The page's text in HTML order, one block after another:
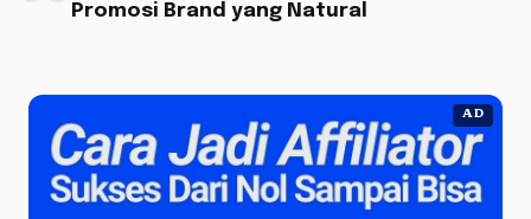
Promosi Brand yang Natural
AD